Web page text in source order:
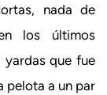
nada de
los últimos
yardas que fue
pelota a un par